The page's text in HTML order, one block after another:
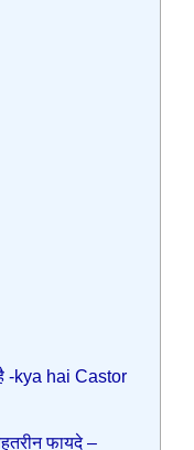
-kya hai Castor
फायदे –